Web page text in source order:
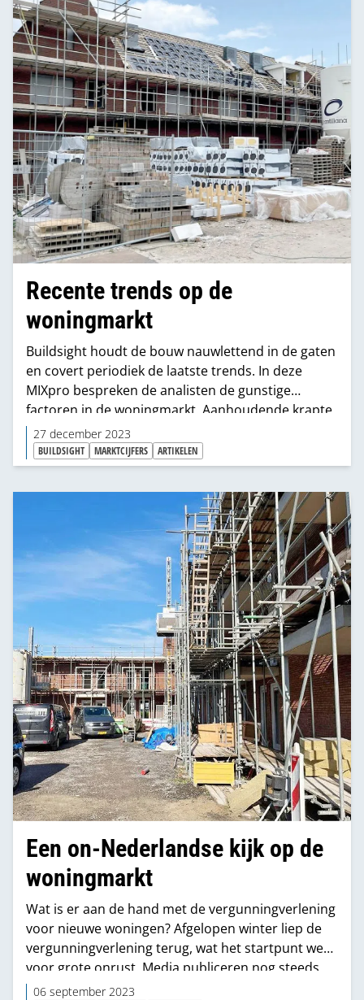
Recente trends op de
woningmarkt
Buildsight houdt de bouw nauwlettend in de gaten
en covert periodiek de laatste trends. In deze
MIXpro bespreken de analisten de gunstige
factoren in de woningmarkt. Aanhoudende krapte,
meer financiële ruimte, stabiele rente en een
hogere NHG.
27 december 2023
BUILDSIGHT MARKTCIJFERS ARTIKELEN
Een on-Nederlandse kijk op de
woningmarkt
Wat is er aan de hand met de vergunningverlening
voor nieuwe woningen? Afgelopen winter liep de
vergunning­verlening terug, wat het startpunt werd
voor grote onrust. Media publiceren nog steeds
artikelen met koppen als ‘Rampjaar woningbouw
06 september 2023